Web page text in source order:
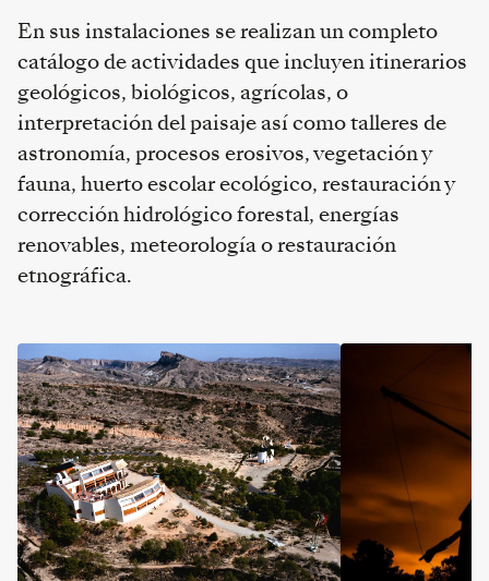
En sus instalaciones se realizan un completo
catálogo de actividades que incluyen itinerarios
geológicos, biológicos, agrícolas, o
interpretación del paisaje así como talleres de
astronomía, procesos erosivos, vegetación y
fauna, huerto escolar ecológico, restauración y
corrección hidrológico forestal, energías
renovables, meteorología o restauración
etnográfica.